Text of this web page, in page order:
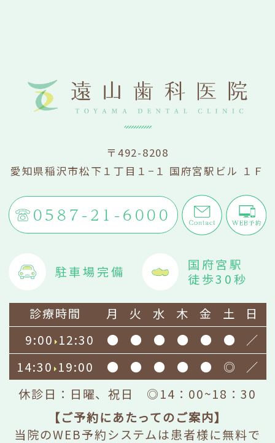
〒492-8208
愛知県稲沢市松下１丁目１−１ 国府宮駅ビル １Ｆ
0587-21-6000
駐車場完備
国府宮駅
徒歩30秒
診療時間 月 火 水 木 金 土
日
9:00 12:30 ● ● ● ● ● ●
／
14:30 19:00 ● ● ● ● ● ◎
／
休診日：日曜、祝日 ◎14：00~18：30
【ご予約にあたってのご案内】
当院のWEB予約システムは患者様に無料で